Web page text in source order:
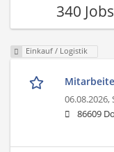
340
Einkauf / Logistik
06.08.2026,
86609